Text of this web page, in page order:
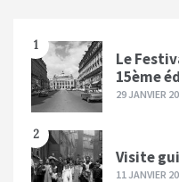
1
Le
15ème
29 JANVIER
2
Visite
11 JANVIER